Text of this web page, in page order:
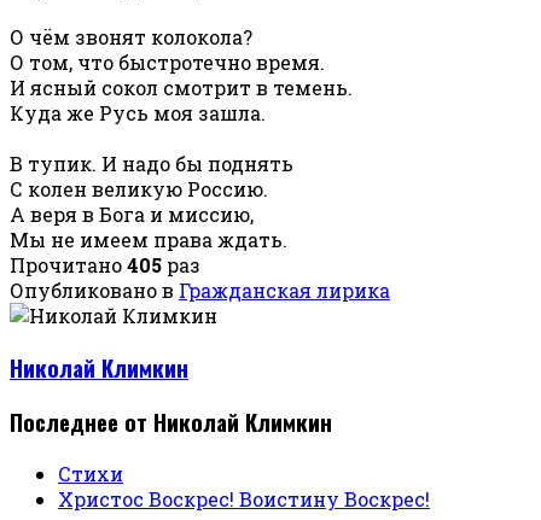
О чём звонят колокола?
О том, что быстротечно время.
И ясный сокол смотрит в темень.
Куда же Русь моя зашла.
В тупик. И надо бы поднять
С колен великую Россию.
А веря в Бога и миссию,
Мы не имеем права ждать.
Прочитано405 раз
Опубликовано в Гражданская лирика
Николай Климкин
Последнее от Николай Климкин
Стихи
Христос Воскрес! Воистину Воскрес!